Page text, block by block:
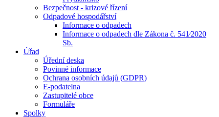
Bezpečnost - krizové řízení
Odpadové hospodářství
Informace o odpadech
Informace o odpadech dle Zákona č. 541⁄2020
Sb.
Úřad
Úřední deska
Povinné informace
Ochrana osobních údajů (GDPR)
E-podatelna
Zastupitelé obce
Formuláře
Spolky